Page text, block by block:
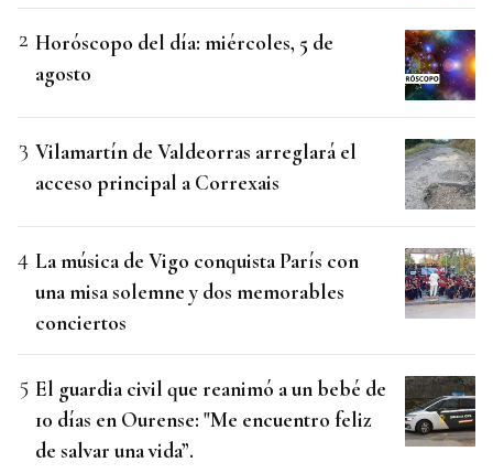
Horóscopo del día: miércoles, 5 de
agosto
Vilamartín de Valdeorras arreglará el
acceso principal a Correxais
La música de Vigo conquista París con
una misa solemne y dos memorables
conciertos
El guardia civil que reanimó a un bebé de
10 días en Ourense: "Me encuentro feliz
de salvar una vida”.